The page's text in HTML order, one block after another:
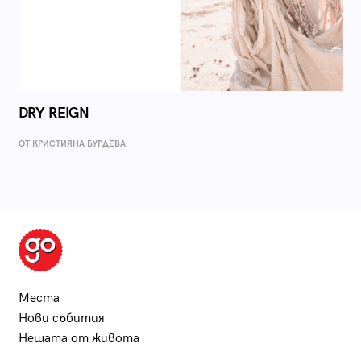
DRY REIGN
ОТ КРИСТИЯНА БУРДЕВА
Места
Нови събития
Нещата от живота